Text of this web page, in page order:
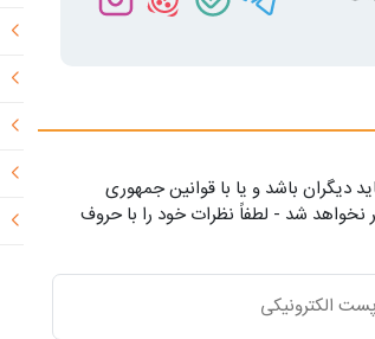
دیگران باشد و یا با قوانین جمهوری
نخواهد شد - لطفاً نظرات خود را با حروف